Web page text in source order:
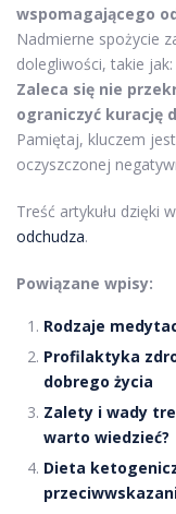
wspomagającego
Nadmierne spożycie
dolegliwości, takie
Zaleca się nie
ograniczyć kurację
Pamiętaj, kluczem
oczyszczonej
Treść artykułu dzięki
odchudza.
Powiązane wpisy:
Rodzaje
Profilaktyka
dobrego życia
Zalety i wady
warto wiedzieć?
Dieta